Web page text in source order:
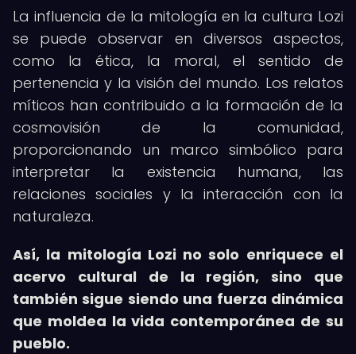
La influencia de la mitología en la cultura Lozi
se puede observar en diversos aspectos,
como la ética, la moral, el sentido de
pertenencia y la visión del mundo. Los relatos
míticos han contribuido a la formación de la
cosmovisión de la comunidad,
proporcionando un marco simbólico para
interpretar la existencia humana, las
relaciones sociales y la interacción con la
naturaleza.
Así, la mitología Lozi no solo enriquece el
acervo cultural de la región, sino que
también sigue siendo una fuerza dinámica
que moldea la vida contemporánea de su
pueblo.